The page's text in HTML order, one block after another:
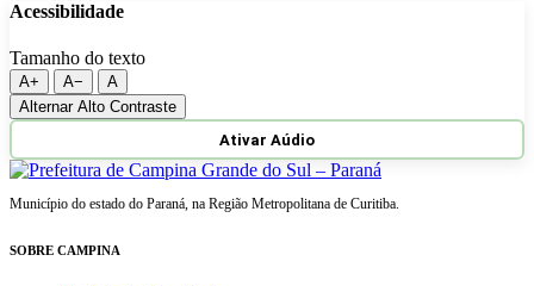
Acessibilidade
Tamanho do texto
A+ A−
A
Alternar Alto Contraste
Ativar Aúdio
Município do estado do Paraná, na Região Metropolitana de Curitiba.
SOBRE CAMPINA